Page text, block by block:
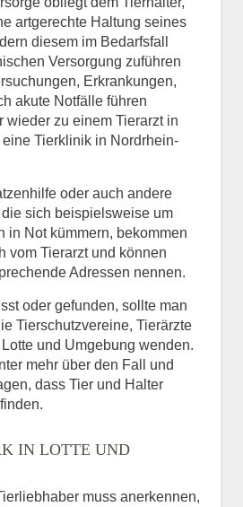
artgerechte Haltung seines
diesem im Bedarfsfall
Versorgung zuführen
Erkrankungen,
akute Notfälle führen
wieder zu einem Tierarzt in
eine Tierklinik in Nordrhein-
oder auch andere
sich beispielsweise um
in Not kümmern, bekommen
vom Tierarzt und können
Adressen nennen.
oder gefunden, sollte man
Tierschutzvereine, Tierärzte
und Umgebung wenden.
mehr über den Fall und
dass Tier und Halter
IN LOTTE UND
muss anerkennen,